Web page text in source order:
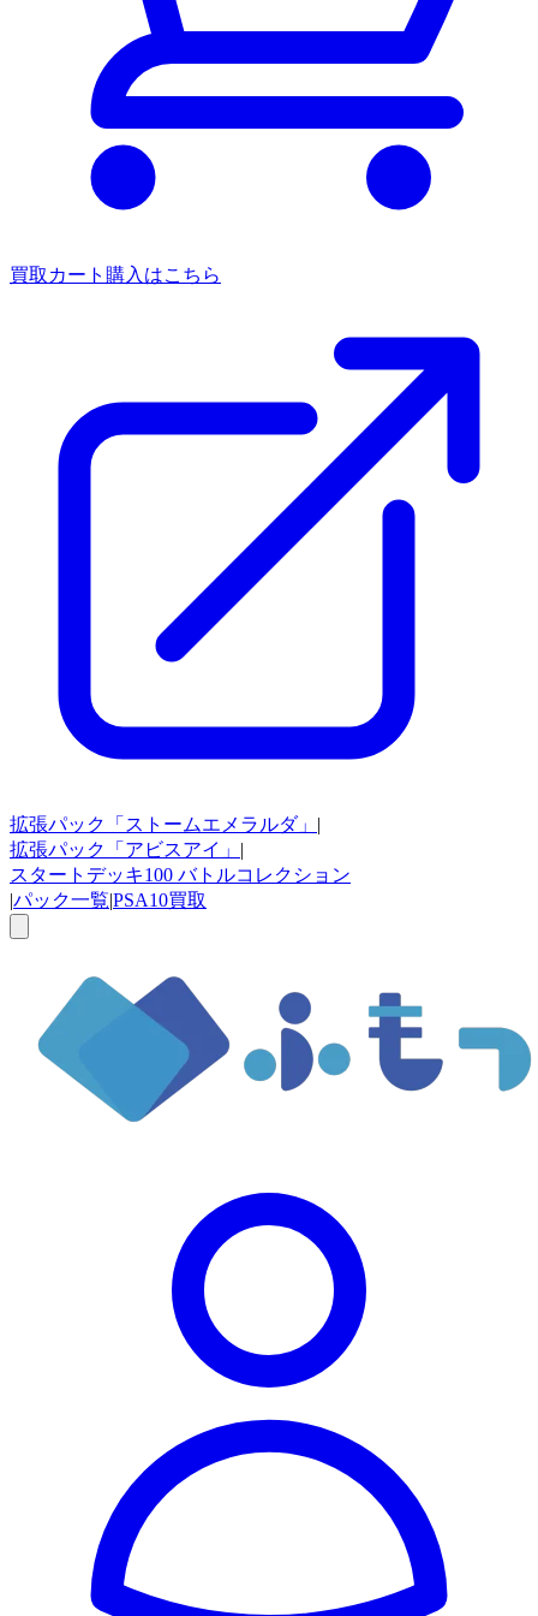
買取カート 購入はこちら
拡張パック 「ストームエメラルダ」 |
拡張パック
「アビスアイ」 |
スタートデッキ100 バトルコレクション
|パック一覧|PSA10買取